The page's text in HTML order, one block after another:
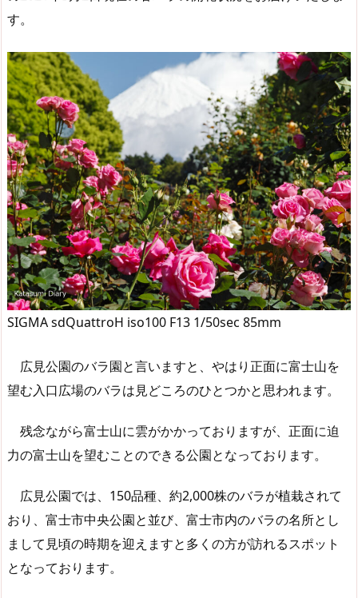
す。
SIGMA sdQuattroH iso100 F13 1/50sec 85mm
広見公園のバラ園と言いますと、やはり正面に富士山を
望む入口広場のバラは見どころのひとつかと思われます。
残念ながら富士山に雲がかかっておりますが、正面に迫
力の富士山を望むことのできる公園となっております。
広見公園では、150品種、約2,000株のバラが植栽されて
おり、富士市中央公園と並び、富士市内のバラの名所とし
まして見頃の時期を迎えますと多くの方が訪れるスポット
となっております。